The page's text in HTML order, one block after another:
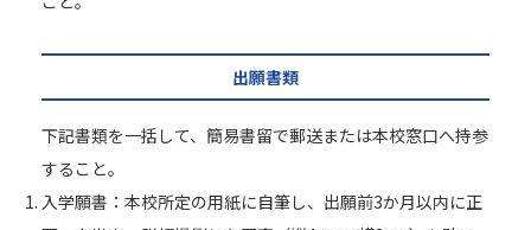
出願書類
下記書類を一括して、簡易書留で郵送または本校窓口へ持参
すること。
入学願書：本校所定の用紙に自筆し、出願前3か月以内に正